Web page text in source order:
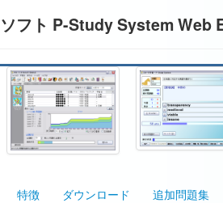
フト P-Study System Web
特徴 ダウンロード
追加問題集